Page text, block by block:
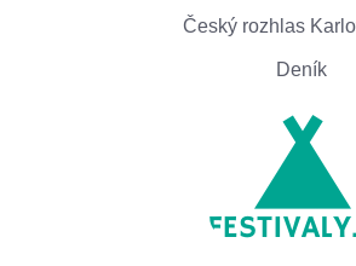
Český rozhlas
Deník